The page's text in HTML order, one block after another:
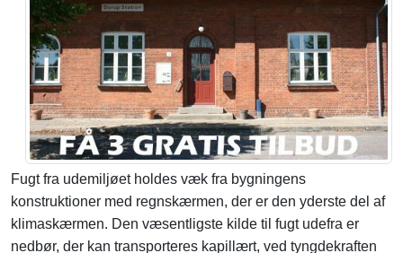
Fugt fra udemiljøet holdes væk fra bygningens
konstruktioner med regnskærmen, der er den yderste del af
klimaskærmen. Den væsentligste kilde til fugt udefra er
nedbør, der kan transporteres kapillært, ved tyngdekraften